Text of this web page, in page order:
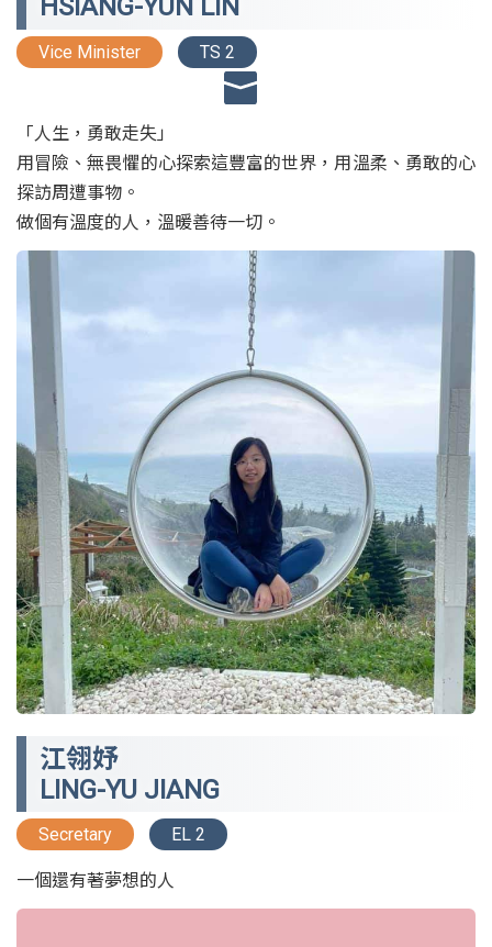
HSIANG-YUN LIN
Vice Minister TS 2
「人生，勇敢走失」
用冒險、無畏懼的心探索這豐富的世界，用溫柔、勇敢的心
探訪周遭事物。
做個有溫度的人，溫暖善待一切。
江翎妤
LING-YU JIANG
Secretary EL 2
一個還有著夢想的人